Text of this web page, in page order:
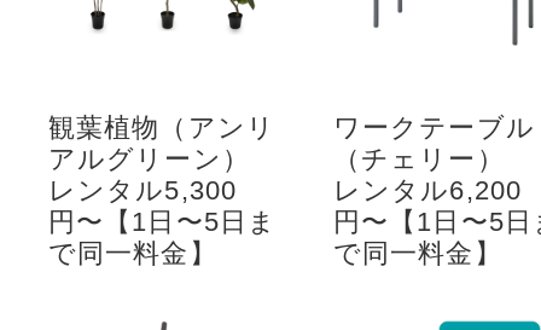
観葉植物（アンリ
アルグリーン）
レンタル5,300
円〜【1日〜5日ま
で同一料金】
ワークテーブル
（チェリー）
レンタル6,200
円〜【1日〜5日
で同一料金】